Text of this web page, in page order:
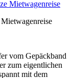
vom Gepäckband
zum eigentlichen
mit dem